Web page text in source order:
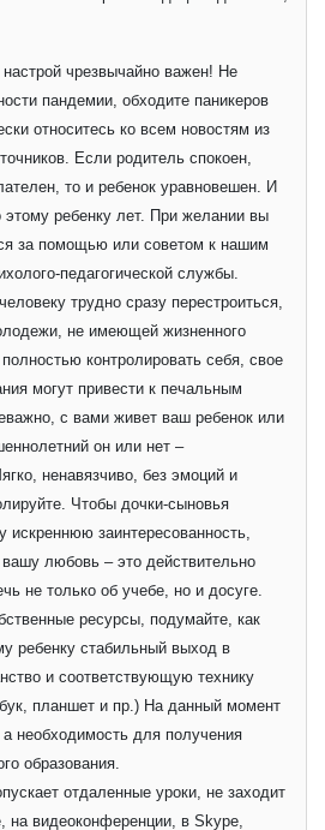
настрой чрезвычайно важен! Не
пандемии, обходите паникеров
относитесь ко всем новостям из
Если родитель спокоен,
то и ребенок уравновешен. И
этому ребенку лет. При желании вы
за помощью или советом к нашим
педагогической службы.
трудно сразу перестроиться,
не имеющей жизненного
контролировать себя, свое
могут привести к печальным
с вами живет ваш ребенок или
он или нет –
ненавязчиво, без эмоций и
Чтобы дочки-сыновья
искреннюю заинтересованность,
любовь – это действительно
не только об учебе, но и досуге.
ресурсы, подумайте, как
ребенку стабильный выход в
и соответствующую технику
планшет и пр.) На данный момент
а необходимость для получения
образования.
отдаленные уроки, не заходит
на видеоконференции, в Skype,